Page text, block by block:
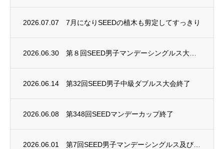
2026.07.07 7月になりSEEDの植木も剪定してすっきり
2026.06.30
2026.06.14 第32回SEED男子中級ダブルス大会終了
2026.06.08 第348回SEEDマンデーカップ終了
2026.06.01